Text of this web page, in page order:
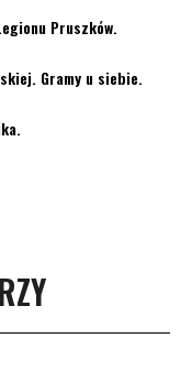
Pruszków.
Gramy u siebie.